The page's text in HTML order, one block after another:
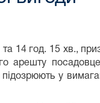
14 год. 15 хв.,
арешту
у